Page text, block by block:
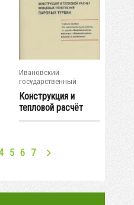
Ивановский
государственный
энергетический...
Конструкция и
тепловой расчёт
концевых
5 6 7